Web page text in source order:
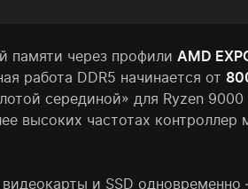
памяти через профили AMD
работа DDR5 начинается от
серединой» для Ryzen 9000
высоких частотах
и SSD